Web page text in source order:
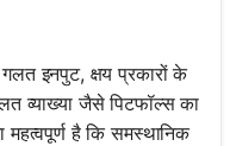
इनपुट, क्षय प्रकारों के
व्याख्या जैसे पिटफॉल्स का
है कि समस्थानिक